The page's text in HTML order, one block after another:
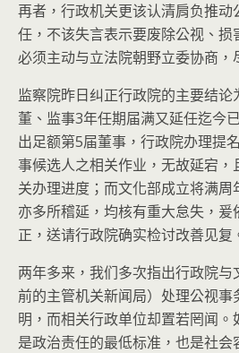
再者，行政机关更该认清肩负推动
任，不该失言表示要废除公视、损
必须主动与立法院朝野立委协商，
监察院昨日纠正行政院的主要结论
董、监事3年任期届满又延任迄今
出足额第5届董事，行政院办理提
事候选人之相关作业，无故延宕
关办理进度；而文化部成立将满
亦多所稽延，均核有重大怠失，爰
正，送请行政院确实检讨改善见复
两年多来，我们多次指出行政院
前的主管机关新闻局）处理公视事
明，而相关行政单位却置若罔闻。
是政治责任的最低标准，也是社